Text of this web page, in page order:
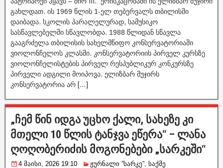
გახლდათ. ის 1969 წლის 1-ელ თებერვალს თბილისში
დაიბადა. სკოლის პარალელურად, სამუსიკო
სასწავლებელში სწავლობდა. 1988 წლიდან სწავლა
გააგრძელა თბილისის სახელმწიფო კონსერვატორიაში
ვიოლონჩელოს კლასში. კონსერვატორიის პირველ კურსზე
ვიოლონჩელისტების პირველ რესპუბლიკურ კონკურსზე
პირველი ადგილი მოიპოვა. ელიზბარ მუჯირს
კონსერვატორია არ […]
„ჩემ წინ იდგა უცხო ქალი, სახეზე კი
მთელი 10 წლის ტანჯვა ეწერა“ – ლანა
ღოღობერიძის მოგონებები „სარკეში“
4 მაისი, 2026 19:10 ჟურნალი ”სარკე”, საქმე